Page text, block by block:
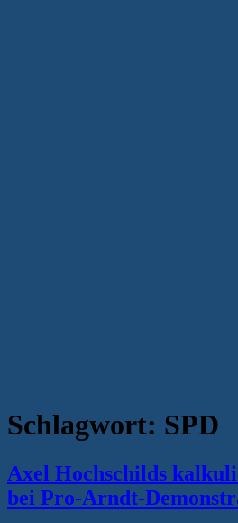
Schlagwort: SPD
Axel Hochschilds
bei Pro-Arndt-